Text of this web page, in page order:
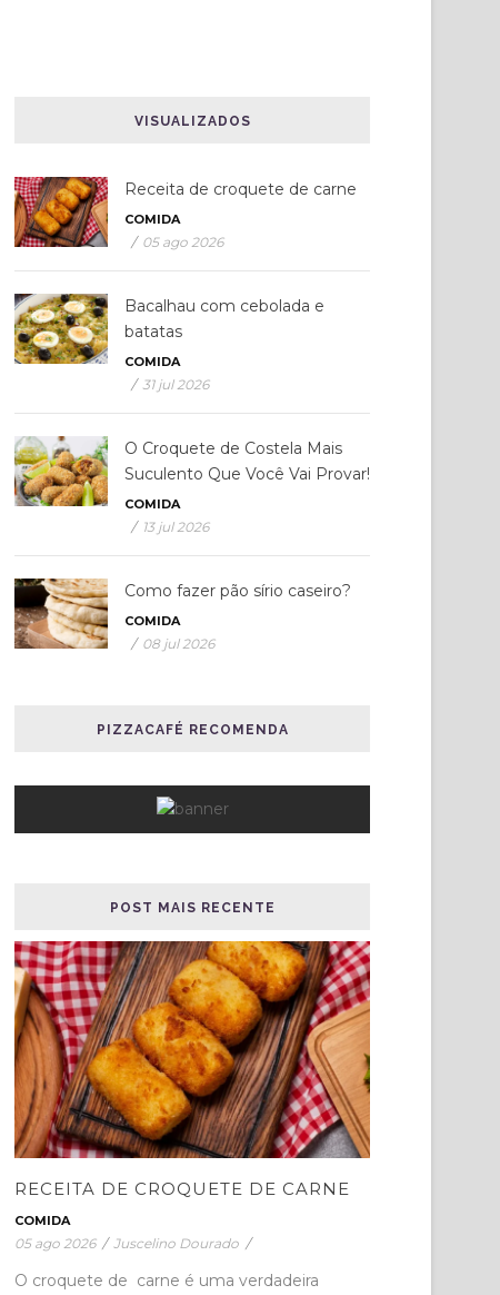
VISUALIZADOS
Receita de croquete de carne
COMIDA
/ 05 ago 2026
Bacalhau com cebolada e
batatas
COMIDA
/ 31 jul 2026
O Croquete de Costela Mais
Suculento Que Você Vai Provar!
COMIDA
/ 13 jul 2026
Como fazer pão sírio caseiro?
COMIDA
/ 08 jul 2026
PIZZACAFÉ RECOMENDA
POST MAIS RECENTE
RECEITA DE CROQUETE DE CARNE
COMIDA
05 ago 2026 / Juscelino Dourado /
O croquete de carne é uma verdadeira